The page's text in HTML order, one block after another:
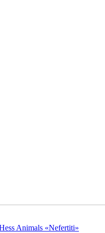
Animals «Nefertiti»